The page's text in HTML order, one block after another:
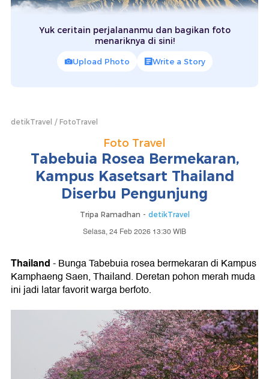
Yuk ceritain perjalananmu dan bagikan foto
menariknya di sini!
Upload Photo Write a Story
detikTravel FotoTravel
Foto Travel
Tabebuia Rosea Bermekaran,
Kampus Kasetsart Thailand
Diserbu Pengunjung
Tripa Ramadhan - detikTravel
Selasa, 24 Feb 2026 13:30 WIB
Thailand- Bunga Tabebuia rosea bermekaran di Kampus
Kamphaeng Saen, Thailand. Deretan pohon merah muda
ini jadi latar favorit warga berfoto.